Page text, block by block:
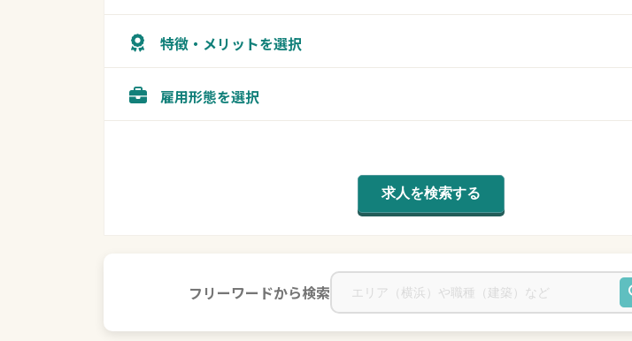
プ
動
特徴・メリットを選択
雇用形態を選択
フリーワードから検索